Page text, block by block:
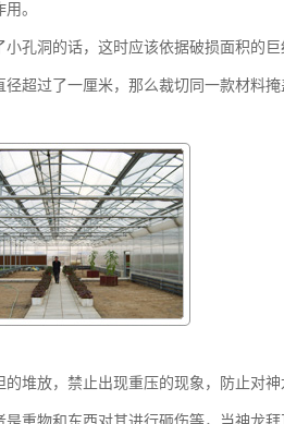
。
孔洞的话，这时应该依据破损面积的
超过了一厘米，那么裁切同一款材料
堆放，禁止出现重压的现象，防止对